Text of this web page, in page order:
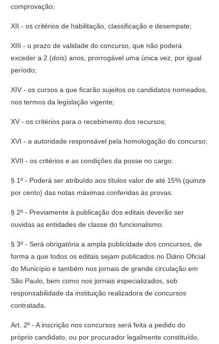
comprovação;
XII - os critérios de habilitação, classificação e desempate;
XIII - o prazo de validade do concurso, que não poderá
exceder a 2 (dois) anos, prorrogável uma única vez, por igual
período;
XIV - os cursos a que ficarão sujeitos os candidatos nomeados,
nos termos da legislação vigente;
XV - os critérios para o recebimento dos recursos;
XVI - a autoridade responsável pela homologação do concurso;
XVII - os critérios e as condições da posse no cargo.
§ 1º - Poderá ser atribuído aos títulos valor de até 15% (quinze
por cento) das notas máximas conferidas às provas.
§ 2º - Previamente à publicação dos editais deverão ser
ouvidas as entidades de classe do funcionalismo.
§ 3º - Será obrigatória a ampla publicidade dos concursos, de
forma a que todos os editais sejam publicados no Diário Oficial
do Município e também nos jornais de grande circulação em
São Paulo, bem como nos jornais especializados, sob
responsabilidade da instituição realizadora de concursos
contratada.
Art. 2º - A inscrição nos concursos será feita a pedido do
próprio candidato, ou por procurador legalmente constituído,